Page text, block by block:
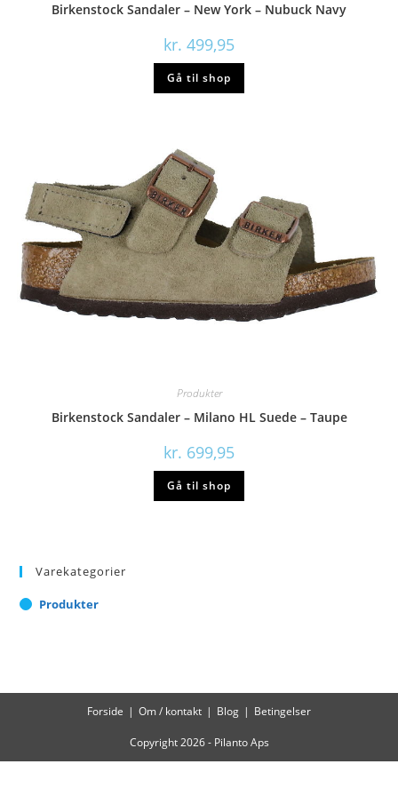
Birkenstock Sandaler – New York – Nubuck Navy
kr. 499,95
Gå til shop
Produkter
Birkenstock Sandaler – Milano HL Suede – Taupe
kr. 699,95
Gå til shop
Varekategorier
Produkter
Forside Om / kontakt Blog Betingelser
Copyright 2026 - Pilanto Aps